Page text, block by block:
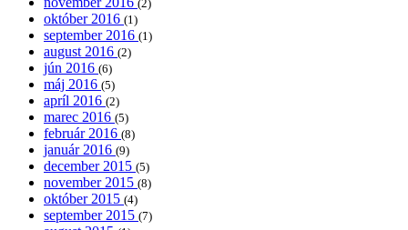
(2)
október 2016 (1)
september 2016 (1)
august 2016 (2)
jún 2016 (6)
máj 2016 (5)
apríl 2016 (2)
marec 2016 (5)
február 2016 (8)
január 2016 (9)
december 2015 (5)
november 2015 (8)
október 2015 (4)
september 2015 (7)